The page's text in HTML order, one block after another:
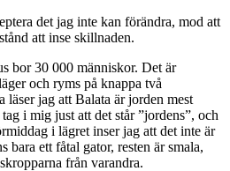
det jag inte kan förändra, mod att
att inse skillnaden.
bor 30 000 människor. Det är
och ryms på knappa två
jag att Balata är jorden mest
i mig just att det står ”jordens”, och
i lägret inser jag att det inte är
ett fåtal gator, resten är smala,
från varandra.